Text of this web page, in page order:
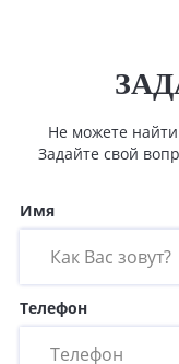
Не можете
Задайте свой
Имя
Телефон